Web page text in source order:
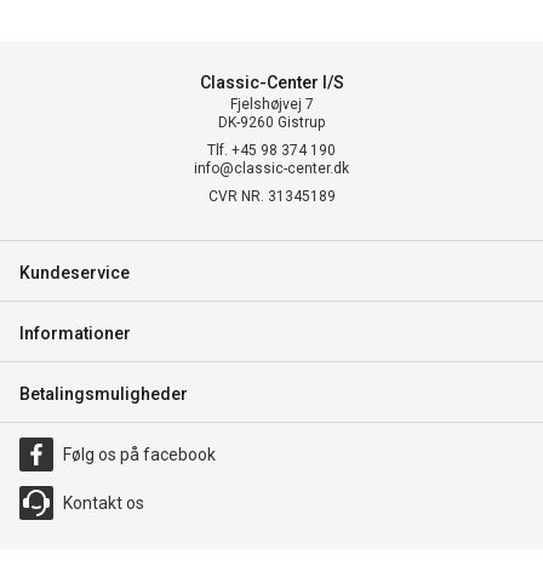
Classic-Center I/S
Fjelshøjvej 7
DK-9260 Gistrup
Tlf. +45 98 374 190
info@classic-center.dk
CVR NR. 31345189
Kundeservice
Informationer
Betalingsmuligheder
Følg os på facebook
Kontakt os